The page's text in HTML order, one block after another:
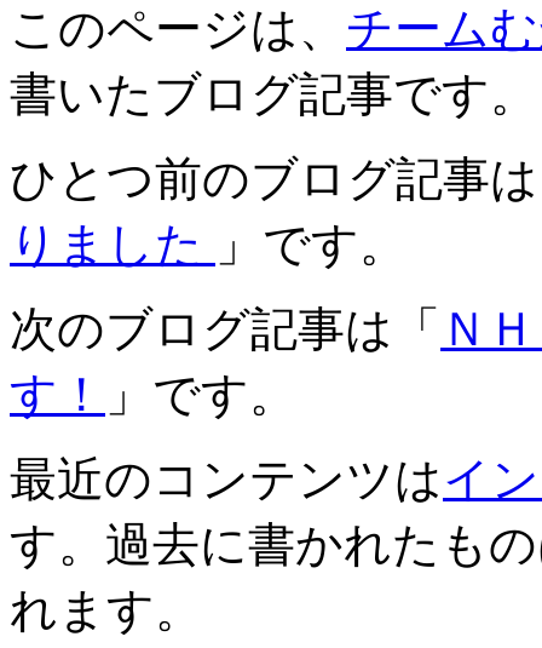
このページは、 チーム
書いたブログ記事です。
ひとつ前のブログ記事
りました
」です。
次のブログ記事は「 Ｎ
す！
」です。
最近のコンテンツはイ
す。過去に書かれたも
れます。